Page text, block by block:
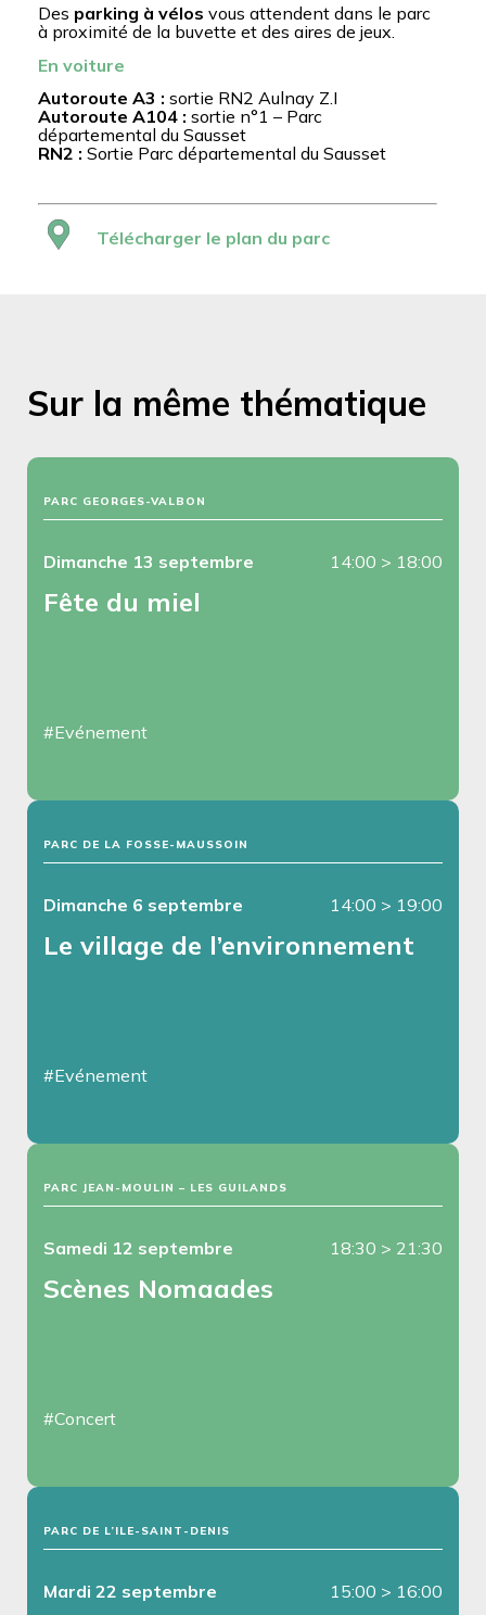
Des parking à vélos vous attendent dans le parc
à proximité de la buvette et des aires de jeux.
En voiture
Autoroute A3 : sortie RN2 Aulnay Z.I
Autoroute A104 : sortie n°1 – Parc
départemental du Sausset
RN2 : Sortie Parc départemental du Sausset
Télécharger le plan du parc
Sur la même thématique
PARC GEORGES-VALBON
Dimanche 13 septembre 14:00 > 18:00
Fête du miel
#Evénement
PARC DE LA FOSSE-MAUSSOIN
Dimanche 6 septembre 14:00 > 19:00
Le village de l’environnement
#Evénement
PARC JEAN-MOULIN – LES GUILANDS
Samedi 12 septembre 18:30 > 21:30
Scènes Nomaades
#Concert
PARC DE L’ILE-SAINT-DENIS
Mardi 22 septembre 15:00 > 16:00